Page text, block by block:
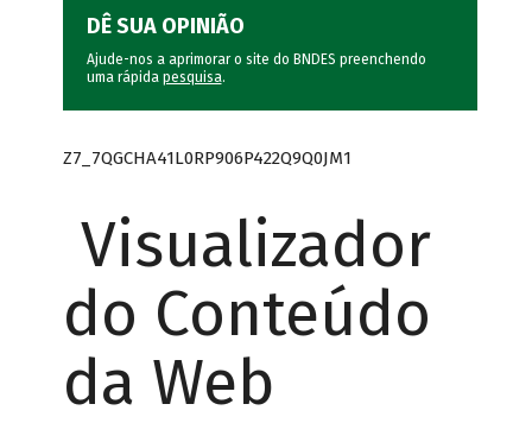
DÊ SUA OPINIÃO
Ajude-nos a aprimorar o site do BNDES preenchendo
uma rápida pesquisa.
Z7_7QGCHA41L0RP906P422Q9Q0JM1
Visualizador
do Conteúdo
da Web